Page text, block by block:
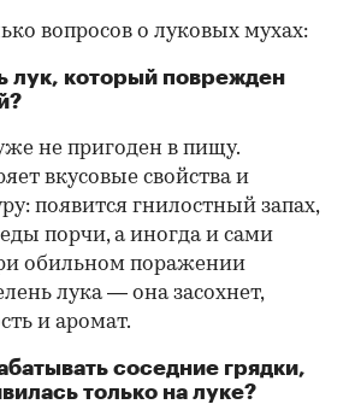
вопросов о луковых мухах:
лук, который поврежден
не пригоден в пищу.
вкусовые свойства и
появится гнилостный запах,
порчи, а иногда и сами
обильном поражении
лука — она засохнет,
и аромат.
соседние грядки,
только на луке?